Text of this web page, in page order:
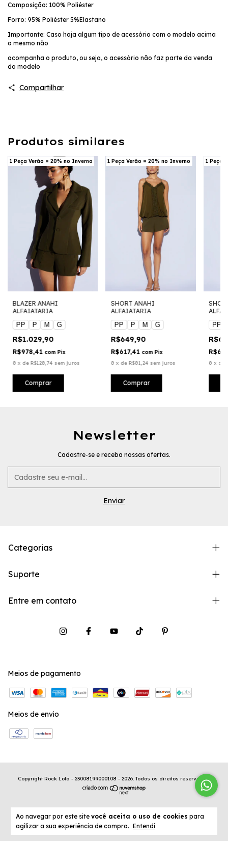
Ao navegar por este site você aceita o uso de cookies para
agilizar a sua experiência de compra. Entendi
Composição: 100% Poliéster
Forro: 95% Poliéster 5%Elastano
Importante: Caso haja algum tipo de acessório com o modelo acima
o mesmo não
acompanha o produto, ou seja, o acessório não faz parte da venda
do modelo
Compartilhar
Produtos similares
1 Peça Verão = 20% no Inverno
BLAZER ANAHI
ALFAIATARIA
PP
P M G
R$1.029,90
R$978,41 com Pix
8 x de R$128,74 sem juros
Comprar
1 Peça Verão = 20% no Inverno
SHORT ANAHI
ALFAIATARIA
PP
P M G
R$649,90
R$617,41 com Pix
8 x de R$81,24 sem juros
Comprar
1 Peça
PP
8 x de
Newsletter
Cadastre-se e receba nossas ofertas.
Categorias
Suporte
Entre em contato
Meios de pagamento
Meios de envio
Copyright Rock Lola - 23008199000108 - 2026. Todos os direitos reservados.